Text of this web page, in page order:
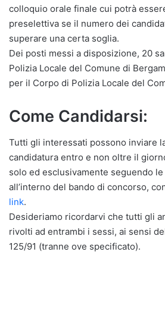
colloquio orale finale cui potrà
preselettiva se il numero dei
superare una certa soglia.
Dei posti messi a disposizione, 20
Polizia Locale del Comune di
per il Corpo di Polizia Locale del
Come Candidarsi:
Tutti gli interessati possono inviare
candidatura entro e non oltre il
solo ed esclusivamente seguendo
all’interno del bando di concorso,
link.
Desideriamo ricordarvi che tutti gli
rivolti ad entrambi i sessi, ai sensi
125/91 (tranne ove specificato).